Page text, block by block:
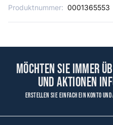
Produktnummer: 0001365553
Möchten Sie immer
und Aktionen
Erstellen Sie einfach ein Konto